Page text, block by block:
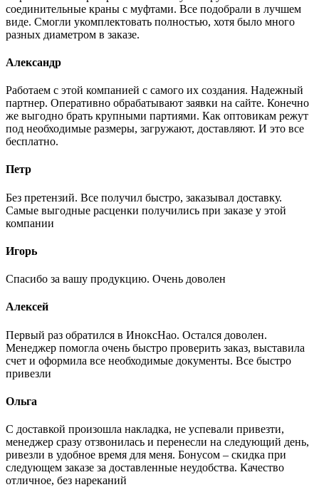
соединительные краны с муфтами. Все подобрали в лучшем
виде. Смогли укомплектовать полностью, хотя было много
разных диаметром в заказе.
Александр
Работаем с этой компанией с самого их создания. Надежный
партнер. Оперативно обрабатывают заявки на сайте. Конечно
же выгодно брать крупными партиями. Как оптовикам режут
под необходимые размеры, загружают, доставляют. И это все
бесплатно.
Петр
Без претензий. Все получил быстро, заказывал доставку.
Самые выгодные расценки получились при заказе у этой
компании
Игорь
Спасибо за вашу продукцию. Очень доволен
Алексей
Первый раз обратился в ИноксНао. Остался доволен.
Менеджер помогла очень быстро проверить заказ, выставила
счет и оформила все необходимые документы. Все быстро
привезли
Ольга
С доставкой произошла накладка, не успевали привезти,
менеджер сразу отзвонилась и перенесли на следующий день,
ривезли в удобное время для меня. Бонусом – скидка при
следующем заказе за доставленные неудобства. Качество
отличное, без нареканий